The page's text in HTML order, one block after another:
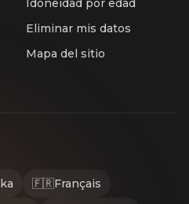
Idoneidad por edad
Eliminar mis datos
Mapa del sitio
🇫🇷Français